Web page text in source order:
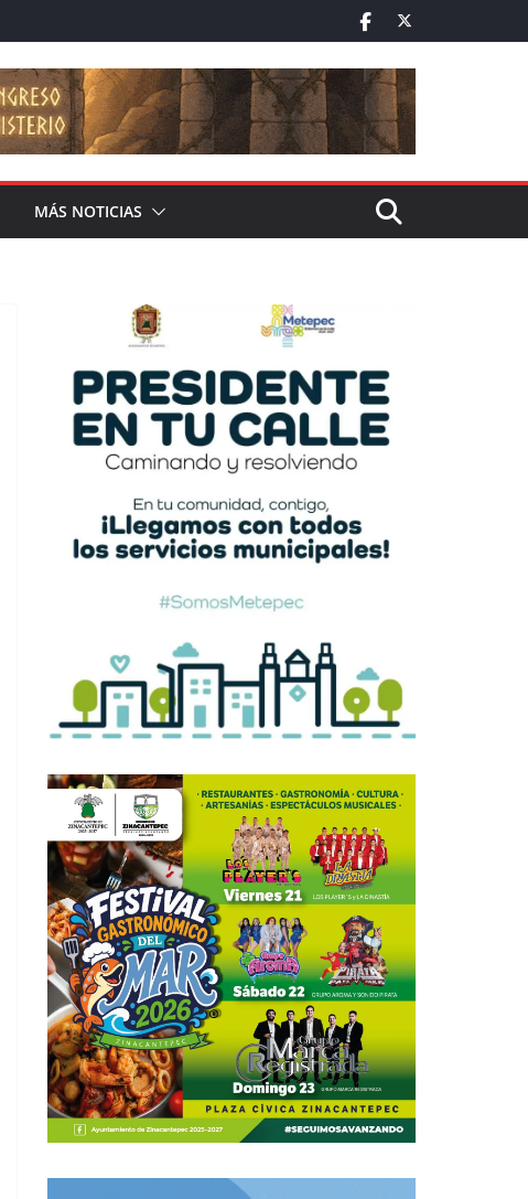
MÁS NOTICIAS